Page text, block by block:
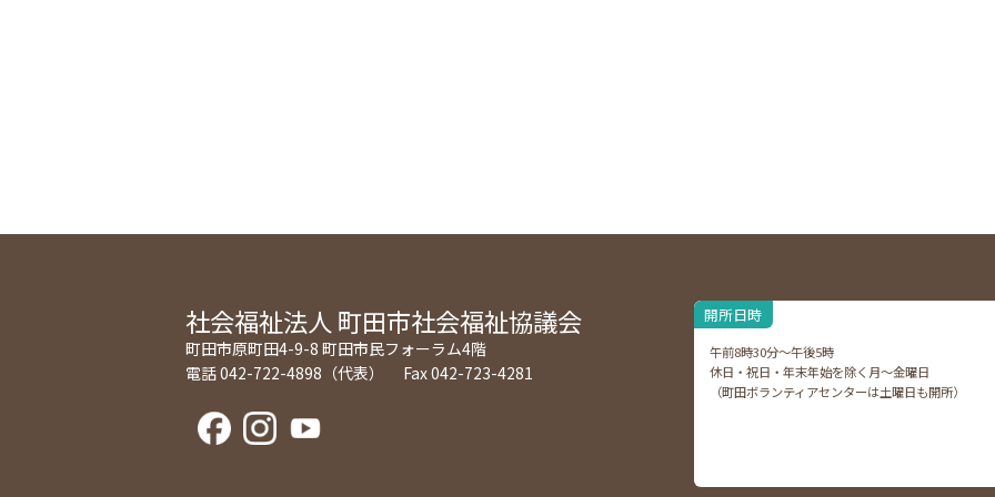
社会福祉法人 町田市社会福祉協議会
町田市原町田4-9-8 町田市民フォーラム4階
電話 042-722-4898（代表） Fax 042-723-4281
開所日時
午前8時30分～午後5時
休日・祝日・年末年始を除く月～金曜日
（町田ボランティアセンターは土曜日も開所）